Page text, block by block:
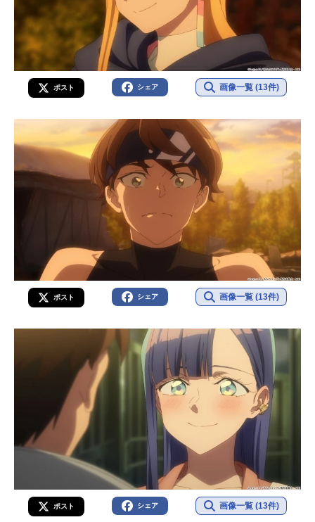
ポスト シェア 画像一覧 (13件)
ポスト シェア 画像一覧 (13件)
ポスト シェア 画像一覧 (13件)